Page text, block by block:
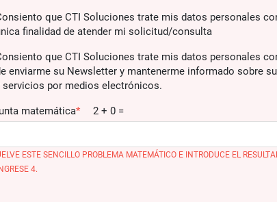
que CTI Soluciones trate mis datos personales
finalidad de atender mi solicitud/consulta
que CTI Soluciones trate mis datos personales
enviarme su Newsletter y mantenerme informado sobre
servicios por medios electrónicos.
matemática 2 + 0 =
ESTE SENCILLO PROBLEMA MATEMÁTICO E INTRODUCE EL
4.